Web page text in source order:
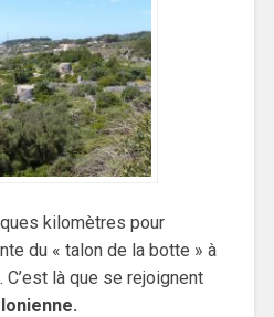
kilomètres pour
du « talon de la botte » à
. C’est là que se rejoignent